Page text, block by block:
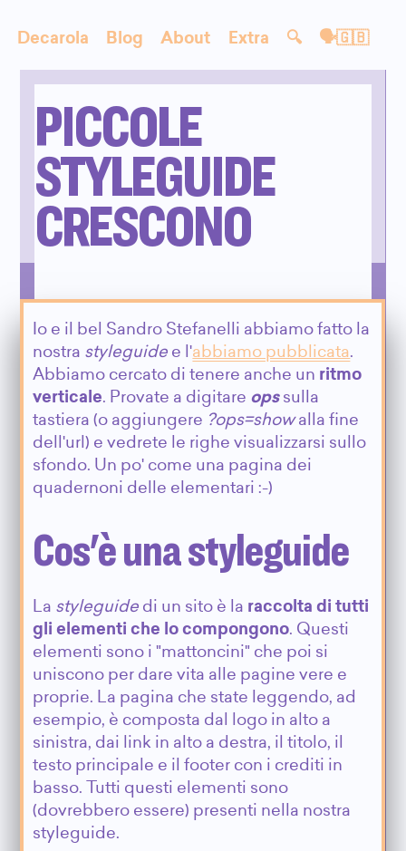
Decarola Blog About Extra 🔍 🗣🇬🇧
PICCOLE
STYLEGUIDE
CRESCONO
Io e il bel Sandro Stefanelli abbiamo fatto la
nostra styleguide e l'abbiamo pubblicata.
Abbiamo cercato di tenere anche un ritmo
verticale. Provate a digitare opssulla
tastiera (o aggiungere ?ops=showalla fine
dell'url) e vedrete le righe visualizzarsi sullo
sfondo. Un po' come una pagina dei
quadernoni delle elementari :-)
Cos'è una styleguide
La styleguide di un sito è la raccolta di tutti
gli elementi che lo compongono. Questi
elementi sono i "mattoncini" che poi si
uniscono per dare vita alle pagine vere e
proprie. La pagina che state leggendo, ad
esempio, è composta dal logo in alto a
sinistra, dai link in alto a destra, il titolo, il
testo principale e il footer con i crediti in
basso. Tutti questi elementi sono
(dovrebbero essere) presenti nella nostra
styleguide.